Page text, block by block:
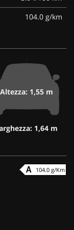
104.0 g/km
Altezza: 1,55 m
1,64 m
104.0 g/Km